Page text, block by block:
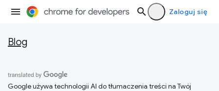
Zaloguj się
Blog
Google używa technologii AI do tłumaczenia treści na Twój